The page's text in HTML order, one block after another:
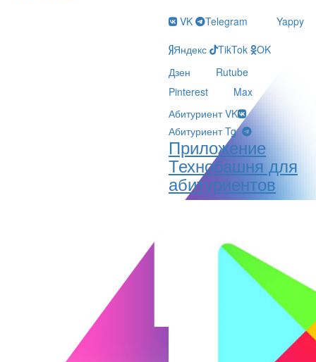
VK Telegram
Yappy
Яндекс
TikTok
OK
Дзен
Rutube
Pinterest
Max
Абитуриент VK
Абитуриент Tg
Приложение
Технобашня для
абитуриентов